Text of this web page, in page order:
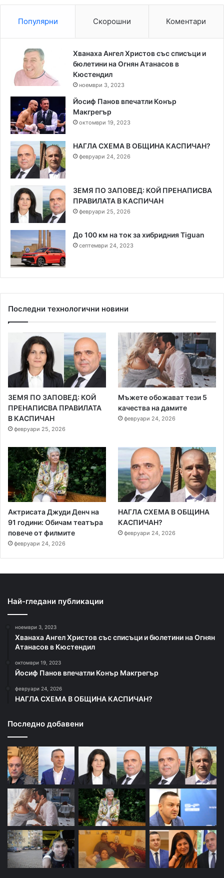
Популярни Скорошни Коментари
Хванаха Ангел Христов със списъци и
бюлетини на Огнян Атанасов в
Кюстендил
ноември 3, 2023
Йосиф Панов впечатли Конър
Макгрегър
октомври 19, 2023
НАГЛА СХЕМА В ОБЩИНА КАСПИЧАН?
февруари 24, 2026
ЗЕМЯ ПО ЗАПОВЕД: КОЙ ПРЕНАПИСВА
ПРАВИЛАТА В КАСПИЧАН
февруари 25, 2026
До 100 км на ток за хибридния Tiguan
септември 24, 2023
Последни технологични новини
ЗЕМЯ ПО ЗАПОВЕД: КОЙ
ПРЕНАПИСВА ПРАВИЛАТА
В КАСПИЧАН
февруари 25, 2026
Мъжете обожават тези 5
качества на дамите
февруари 24, 2026
Актрисата Джуди Денч на
91 години: Обичам театъра
повече от филмите
февруари 24, 2026
НАГЛА СХЕМА В ОБЩИНА
КАСПИЧАН?
февруари 24, 2026
Най-гледани публикации
ноември 3, 2023
Хванаха Ангел Христов със списъци и бюлетини на Огнян
Атанасов в Кюстендил
октомври 19, 2023
Йосиф Панов впечатли Конър Макгрегър
февруари 24, 2026
НАГЛА СХЕМА В ОБЩИНА КАСПИЧАН?
Последно добавени